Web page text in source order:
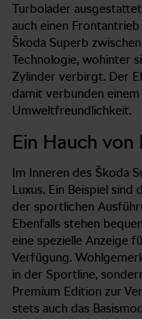
Turbolader
auch einen
Škoda Superb
Technologie, wohinter
Zylinder verbirgt. Der
damit verbunden einem
Umweltfreundlichkeit.
Ein Hauch von
Im Inneren des Škoda
Luxus. Ein Beispiel
der sportlichen
Ebenfalls stehen
eine spezielle Anzeige
Verfügung.
in der Sportline,
Premium Edition zur
stets auch das